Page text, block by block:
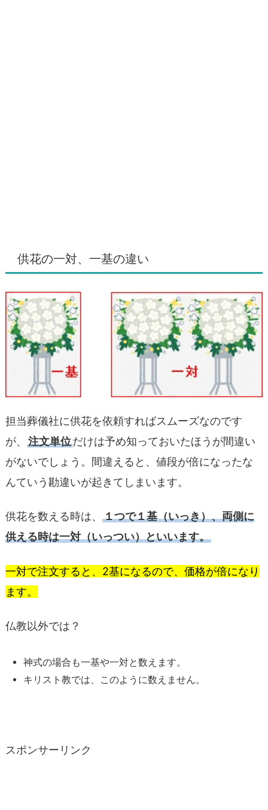
供花の一対、一基の違い
担当葬儀社に供花を依頼すればスムーズなのです
が、 注文単位だけは予め知っておいたほうが間違い
がないでしょう。間違えると、値段が倍になったな
んていう勘違いが起きてしまいます。
供花を数える時は、 １つで１基（いっき）、両側に
供える時は一対（いっつい）といいます。
一対で注文すると、2基になるので、価格が倍になり
ます。
仏教以外では？
神式の場合も一基や一対と数えます。
キリスト教では、このように数えません。
スポンサーリンク